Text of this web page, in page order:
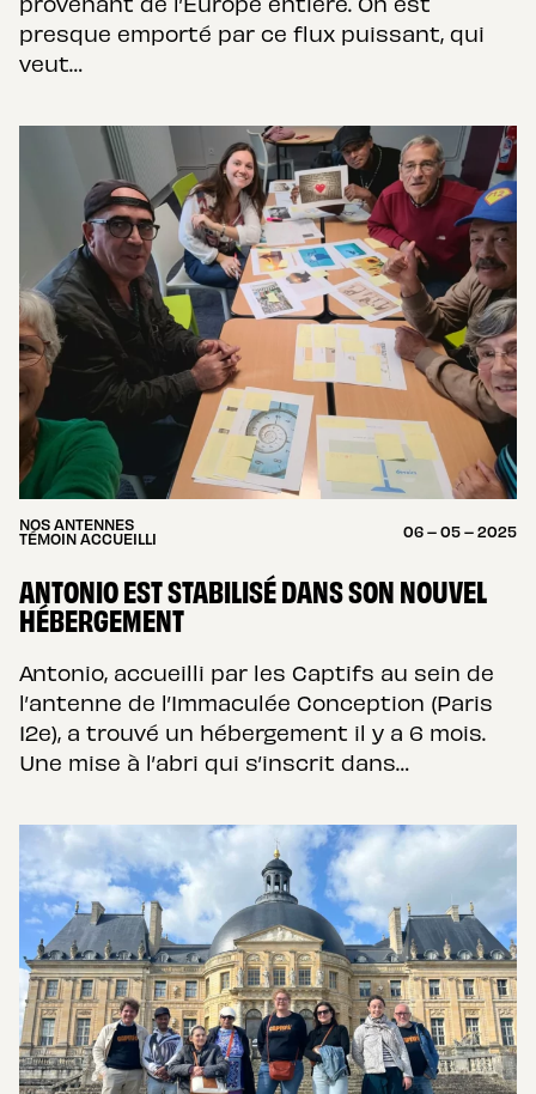
presque emporté par ce flux puissant, qui
veut…
NOS ANTENNES
TÉMOIN ACCUEILLI
06 – 05 – 2025
ANTONIO EST STABILISÉ DANS SON NOUVEL
HÉBERGEMENT
Antonio, accueilli par les Captifs au sein de
l’antenne de l’Immaculée Conception (Paris
12e), a trouvé un hébergement il y a 6 mois.
Une mise à l’abri qui s’inscrit dans…